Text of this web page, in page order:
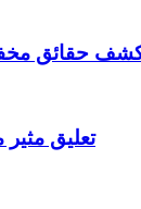
تكشف حقائق
تعليق